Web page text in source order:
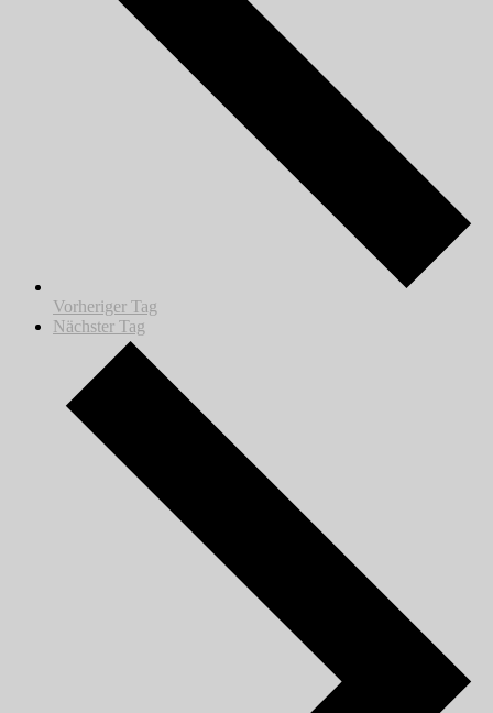
Vorheriger Tag
Nächster Tag